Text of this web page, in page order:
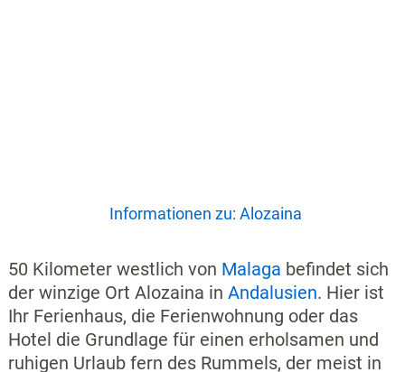
Informationen zu: Alozaina
50 Kilometer westlich von Malaga befindet sich
der winzige Ort Alozaina in Andalusien. Hier ist
Ihr Ferienhaus, die Ferienwohnung oder das
Hotel die Grundlage für einen erholsamen und
ruhigen Urlaub fern des Rummels, der meist in